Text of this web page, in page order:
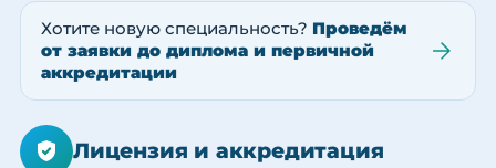
Хотите новую специальность? Проведём
от заявки до диплома и первичной
аккредитации
Лицензия и аккредитация